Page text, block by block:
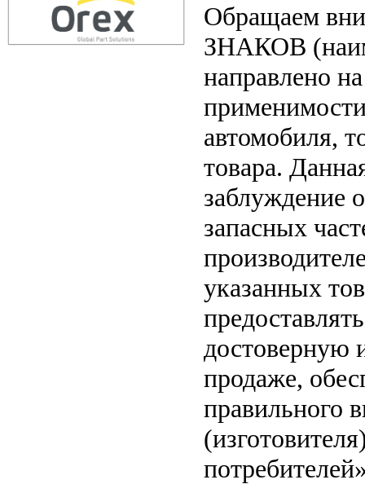
Обращаем
ЗНАКОВ
направлено
автомобиля,
товара.
заблуждение
запасных
указанных
достоверную
продаже,
правильного